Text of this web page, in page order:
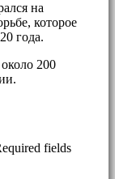
на
которое
года.
200
fields